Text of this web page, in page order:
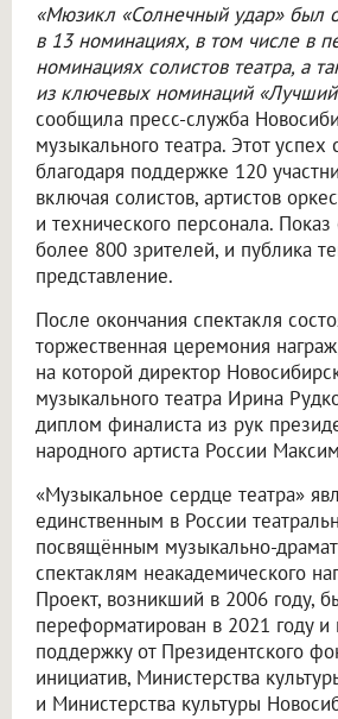
«Мюзикл «Солнечный удар» был
в 13 номинациях, в том числе в
номинациях солистов театра, а
из ключевых номинаций «Лучший
сообщила пресс-служба
музыкального театра. Этот
благодаря поддержке 120
включая солистов, артистов
и технического персонала.
более 800 зрителей, и публика
представление.
После окончания спектакля
торжественная церемония
на которой директор
музыкального театра Ирина
диплом финалиста из рук
народного артиста России
«Музыкальное сердце театра»
единственным в России
посвящённым музыкально-
спектаклям неакадемического
Проект, возникший в 2006 году,
переформатирован в 2021 году
поддержку от Президентского
инициатив, Министерства
и Министерства культуры